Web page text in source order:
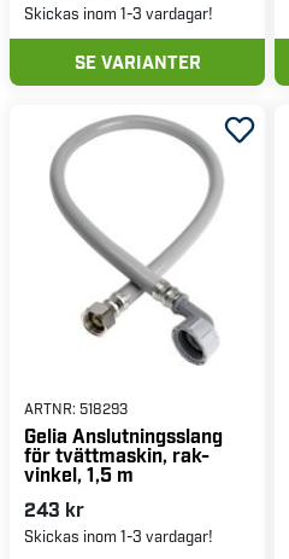
Skickas inom 1-3 vardagar!
SE VARIANTER
ARTNR: 518293
Gelia Anslutningsslang
för tvättmaskin, rak-
vinkel, 1,5 m
243 kr
Skickas inom 1-3 vardagar!